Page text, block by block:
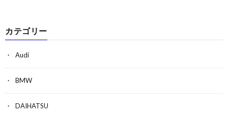
カテゴリー
Audi
BMW
DAIHATSU